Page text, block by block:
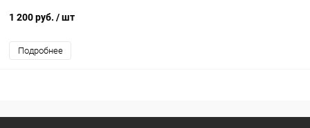
1 200 руб. / шт
Подробнее